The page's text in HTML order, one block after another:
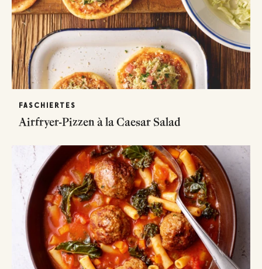
FASCHIERTES
Airfryer-Pizzen à la Caesar Salad